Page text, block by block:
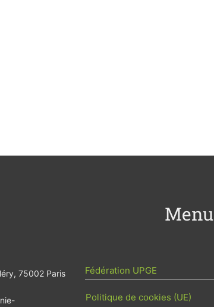
75002 Paris
Menu
Fédération UPGE
Politique de cookies (UE)